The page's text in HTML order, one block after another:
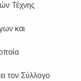
Τέχνης
και
τον Σύλλογο